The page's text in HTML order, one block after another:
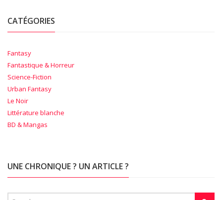
CATÉGORIES
Fantasy
Fantastique & Horreur
Science-Fiction
Urban Fantasy
Le Noir
Littérature blanche
BD & Mangas
UNE CHRONIQUE ? UN ARTICLE ?